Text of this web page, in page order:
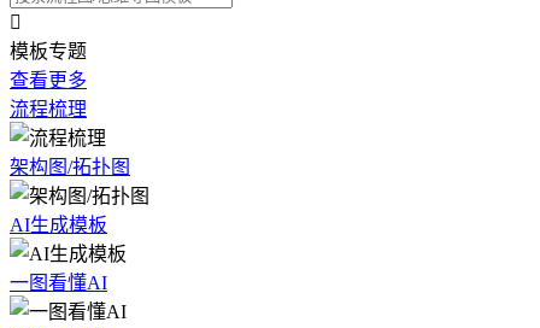

模板专题
查看更多
流程梳理
架构图/拓扑图
AI生成模板
一图看懂AI